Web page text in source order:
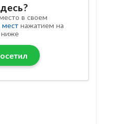
в своем
местнажатием на
ниже